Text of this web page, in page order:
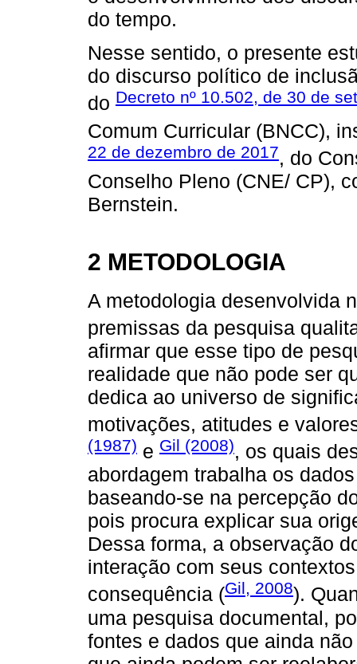
do tempo.
Nesse sentido, o presente
do discurso político de
do Decreto nº 10.502, de 30 de
Comum Curricular (BNCC),
22 de dezembro de 2017, do
Conselho Pleno (CNE/ CP),
Bernstein.
2 METODOLOGIA
A metodologia desenvolvida
premissas da pesquisa
afirmar que esse tipo de
realidade que não pode ser
dedica ao universo de
motivações, atitudes e
(1987) e Gil (2008), os quais
abordagem trabalha os
baseando-se na percepção
pois procura explicar sua
Dessa forma, a observação
interação com seus
consequência (Gil, 2008).
uma pesquisa documental,
fontes e dados que ainda